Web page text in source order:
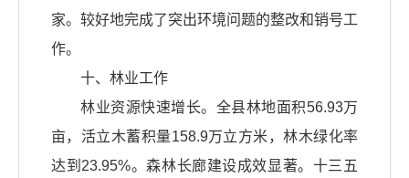
家。较好地完成了突出环境问题的整改和销号工
作。
十、林业工作
林业资源快速增长。全县林地面积56.93万
亩，活立木蓄积量158.9万立方米，林木绿化率
达到23.95%。森林长廊建设成效显著。十三五